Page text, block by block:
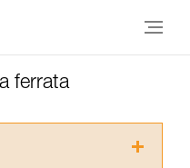
ferrata